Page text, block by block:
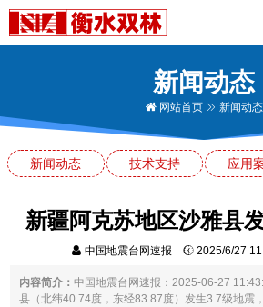
新闻动态
网站首页 新闻动态
新闻动态 技术支持 应用
新疆阿克苏地区沙雅县
中国地震台网速报 2025/6/27
内容简介：中国地震台网速报：2025-06-27
县（北纬40.74度，东经83.87度）发生3.7级地震